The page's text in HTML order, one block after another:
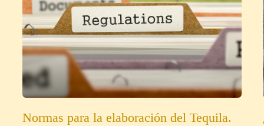
Normas para la elaboración del Tequila.